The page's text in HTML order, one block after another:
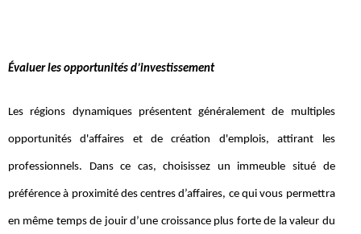
Évaluer les opportunités d’investissement
Les régions dynamiques présentent généralement de multiples
opportunités d'affaires et de création d'emplois, attirant les
professionnels. Dans ce cas, choisissez un immeuble situé de
préférence à proximité des centres d’affaires, ce qui vous permettra
en même temps de jouir d’une croissance plus forte de la valeur du